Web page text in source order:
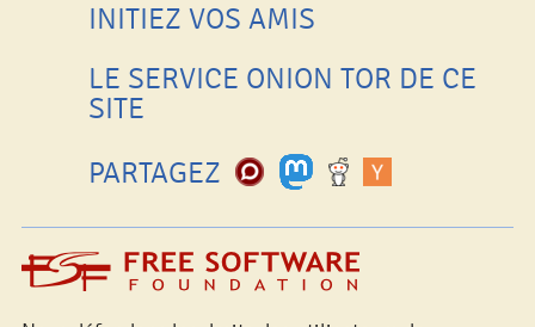
INITIEZ VOS AMIS
LE SERVICE ONION TOR DE CE
SITE
PARTAGEZ